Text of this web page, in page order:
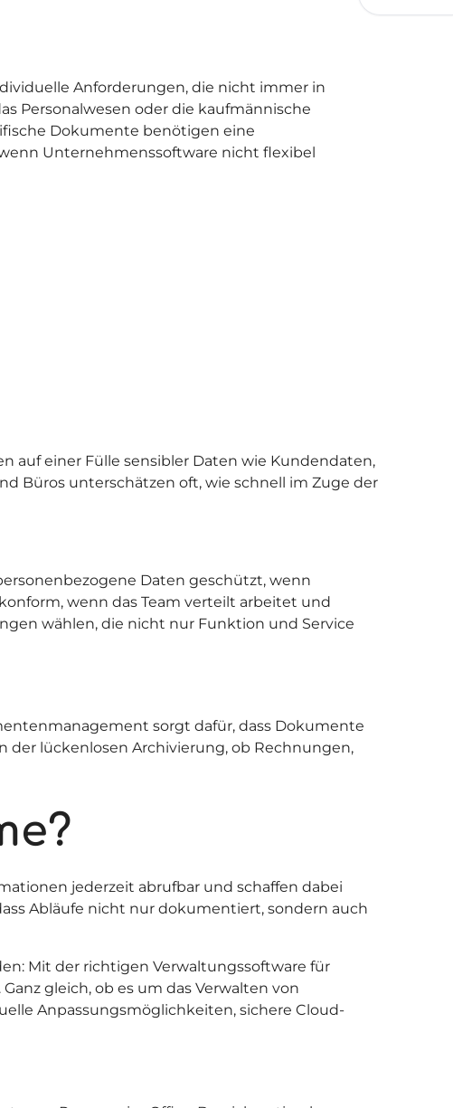
Anforderungen, die nicht immer in
Personalwesen oder die kaufmännische
Dokumente benötigen eine
Unternehmenssoftware nicht flexibel
auf einer Fülle sensibler Daten wie Kundendaten,
Büros unterschätzen oft, wie schnell im Zuge der
Daten geschützt, wenn
wenn das Team verteilt arbeitet und
wählen, die nicht nur Funktion und Service
sorgt dafür, dass Dokumente
der lückenlosen Archivierung, ob Rechnungen,
jederzeit abrufbar und schaffen dabei
Abläufe nicht nur dokumentiert, sondern auch
Mit der richtigen Verwaltungssoftware für
gleich, ob es um das Verwalten von
Anpassungsmöglichkeiten, sichere Cloud-